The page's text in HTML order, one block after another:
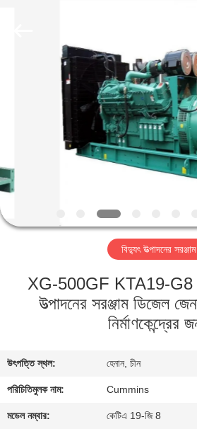
VR
প্রদর্শন
আমাদের
কারখানা
মান
নিয়ন্ত্রণ
বিদ্যুৎ উত্পাদনের সরঞ্জাম
XG-500GF KTA19-G8
উত্পাদনের সরঞ্জাম ডিজেল
নির্মাণকেন্দ্রের
উৎপত্তি স্থল: হেনান, চীন
পরিচিতিমুলক নাম: Cummins
মডেল নম্বার: কেটিএ 19-জি 8